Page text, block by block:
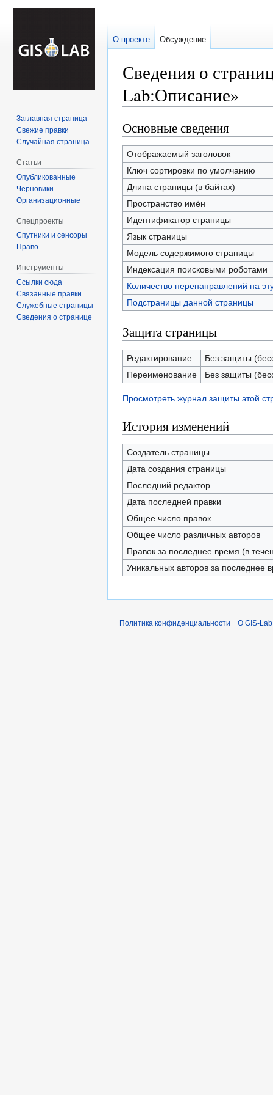
Сведения о
Lab:Описание»
Перейти
к
навигации
Перейти
к
поиску
Основные сведения
Отображаемый заголовок
Ключ сортировки по умолчанию
Длина страницы (в байтах)
Пространство имён
Идентификатор страницы
Язык страницы
Модель содержимого страницы
Индексация поисковыми роботами
Количество перенаправлений на
Подстраницы данной страницы
Защита страницы
Редактирование
Без защиты
Переименование
Без защиты
Просмотреть журнал защиты этой
История изменений
Создатель страницы
Дата создания страницы
Последний редактор
Дата последней правки
Общее число правок
Общее число различных авторов
Правок за последнее время (в
Уникальных авторов за последнее
О проекте Обсуждение
Заглавная страница
Свежие правки
Случайная страница
Статьи
Опубликованные
Черновики
Организационные
Спецпроекты
Спутники и сенсоры
Право
Инструменты
Ссылки сюда
Связанные правки
Служебные страницы
Сведения о странице
Политика конфиденциальности О GIS-Lab